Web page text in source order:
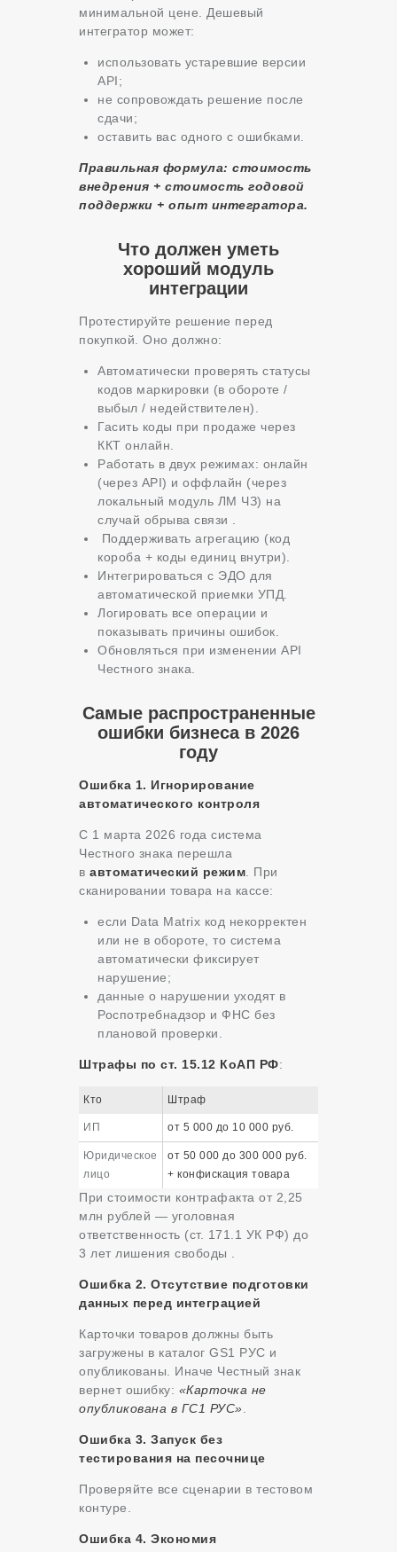
минимальной цене. Дешевый
интегратор может:
использовать устаревшие версии
API;
не сопровождать решение после
сдачи;
оставить вас одного с ошибками.
Правильная формула: стоимость
внедрения + стоимость годовой
поддержки + опыт интегратора.
Что должен уметь
хороший модуль
интеграции
Протестируйте решение перед
покупкой. Оно должно:
Автоматически проверять статусы
кодов маркировки (в обороте /
выбыл / недействителен).
Гасить коды при продаже через
ККТ онлайн.
Работать в двух режимах: онлайн
(через API) и оффлайн (через
локальный модуль ЛМ ЧЗ) на
случай обрыва связи .
Поддерживать агрегацию (код
короба + коды единиц внутри).
Интегрироваться с ЭДО для
автоматической приемки УПД.
Логировать все операции и
показывать причины ошибок.
Обновляться при изменении API
Честного знака.
Самые распространенные
ошибки бизнеса в 2026
году
Ошибка 1. Игнорирование
автоматического контроля
С 1 марта 2026 года система
Честного знака перешла
в автоматический режим . При
сканировании товара на кассе:
если Data Matrix код некорректен
или не в обороте, то система
автоматически фиксирует
нарушение;
данные о нарушении уходят в
Роспотребнадзор и ФНС без
плановой проверки.
Штрафы по ст. 15.12 КоАП РФ:
Кто Штраф
ИП от 5 000 до 10 000 руб.
Юридическое
лицо
от 50 000 до 300 000 руб.
+ конфискация товара
При стоимости контрафакта от 2,25
млн рублей — уголовная
ответственность (ст. 171.1 УК РФ) до
3 лет лишения свободы .
Ошибка 2. Отсутствие подготовки
данных перед интеграцией
Карточки товаров должны быть
загружены в каталог GS1 РУС и
опубликованы. Иначе Честный знак
вернет ошибку: «Карточка не
опубликована в ГС1 РУС»
Ошибка 3. Запуск без
тестирования на песочнице
Проверяйте все сценарии в тестовом
контуре.
Ошибка 4. Экономия